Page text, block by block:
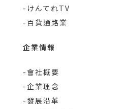
-けんてれTV
-百貨通路業
企業情報
-會社概要
-企業理念
-發展沿革